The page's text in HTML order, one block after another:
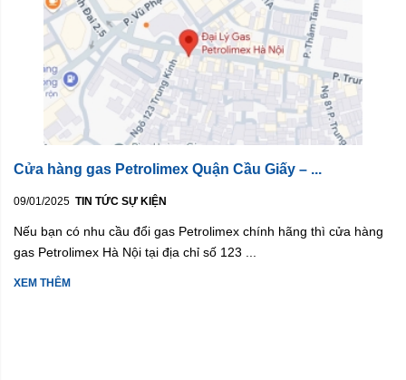
Cửa hàng gas Petrolimex Quận Cầu Giấy – ...
09/01/2025 TIN TỨC SỰ KIỆN
Nếu bạn có nhu cầu đổi gas Petrolimex chính hãng thì cửa hàng
gas Petrolimex Hà Nội tại địa chỉ số 123 ...
XEM THÊM